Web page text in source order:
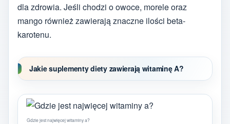
dla zdrowia. Jeśli chodzi o owoce, morele oraz
mango również zawierają znaczne ilości beta-
karotenu.
Jakie suplementy diety zawierają witaminę A?
Gdzie jest najwięcej witaminy a?